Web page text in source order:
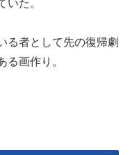
いた。
る者として先の復帰劇
る画作り。